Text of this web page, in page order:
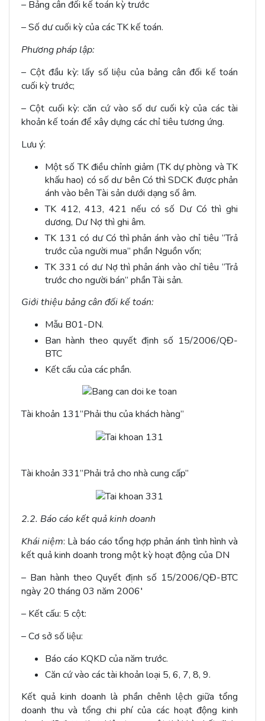
– Bảng cân đối kế toán kỳ trước
– Số dư cuối kỳ của các TK kế toán.
Phương pháp lập:
– Cột đầu kỳ: lấy số liệu của bảng cân đối kế toán
cuối kỳ trước;
– Cột cuối kỳ: căn cứ vào số dư cuối kỳ của các tài
khoản kế toán để xây dựng các chỉ tiêu tương ứng.
Lưu ý:
Một số TK điều chỉnh giảm (TK dự phòng và TK
khấu hao) có số dư bên Có thì SDCK được phản
ánh vào bên Tài sản dưới dạng số âm.
TK 412, 413, 421 nếu có số Dư Có thì ghi
dương, Dư Nợ thì ghi âm.
TK 131 có dư Có thì phản ánh vào chỉ tiêu “Trả
trước của người mua” phần Nguồn vốn;
TK 331 có dư Nợ thì phản ánh vào chỉ tiêu “Trả
trước cho người bán” phần Tài sản.
Giới thiệu bảng cân đối kế toán:
Mẫu B01-DN.
Ban hành theo quyết định số 15/2006/QĐ-
BTC
Kết cấu của các phần.
Tài khoản 131”Phải thu của khách hàng”
Tài khoản 331”Phải trả cho nhà cung cấp”
2.2. Báo cáo kết quả kinh doanh
Khái niệm: Là báo cáo tổng hợp phản ánh tình hình và
kết quả kinh doanh trong một kỳ hoạt động của DN
– Ban hành theo Quyết định số 15/2006/QĐ-BTC
ngày 20 tháng 03 năm 2006′
– Kết cấu: 5 cột:
– Cơ sở số liệu:
Báo cáo KQKD của năm trước.
Căn cứ vào các tài khoản loại 5, 6, 7, 8, 9.
Kết quả kinh doanh là phần chênh lệch giữa tổng
doanh thu và tổng chi phí của các hoạt động kinh